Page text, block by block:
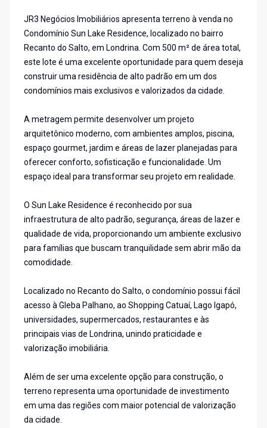
JR3 Negócios Imobiliários apresenta terreno à venda no
Condomínio Sun Lake Residence, localizado no bairro
Recanto do Salto, em Londrina. Com 500 m² de área total,
este lote é uma excelente oportunidade para quem deseja
construir uma residência de alto padrão em um dos
condomínios mais exclusivos e valorizados da cidade.
A metragem permite desenvolver um projeto
arquitetônico moderno, com ambientes amplos, piscina,
espaço gourmet, jardim e áreas de lazer planejadas para
oferecer conforto, sofisticação e funcionalidade. Um
espaço ideal para transformar seu projeto em realidade.
O Sun Lake Residence é reconhecido por sua
infraestrutura de alto padrão, segurança, áreas de lazer e
qualidade de vida, proporcionando um ambiente exclusivo
para famílias que buscam tranquilidade sem abrir mão da
comodidade.
Localizado no Recanto do Salto, o condomínio possui fácil
acesso à Gleba Palhano, ao Shopping Catuaí, Lago Igapó,
universidades, supermercados, restaurantes e às
principais vias de Londrina, unindo praticidade e
valorização imobiliária.
Além de ser uma excelente opção para construção, o
terreno representa uma oportunidade de investimento
em uma das regiões com maior potencial de valorização
da cidade.